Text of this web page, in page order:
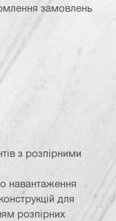
замовлень
з розпірними
навантаження
для
розпірних